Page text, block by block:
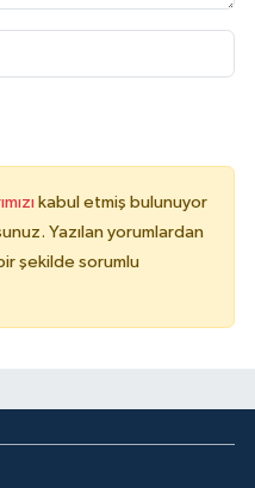
kabul etmiş bulunuyor
Yazılan yorumlardan
şekilde sorumlu